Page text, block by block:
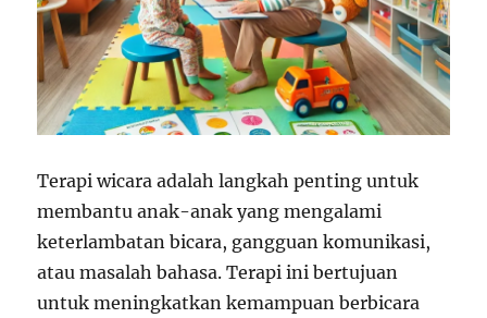
Terapi wicara adalah langkah penting untuk
membantu anak-anak yang mengalami
keterlambatan bicara, gangguan komunikasi,
atau masalah bahasa. Terapi ini bertujuan
untuk meningkatkan kemampuan berbicara